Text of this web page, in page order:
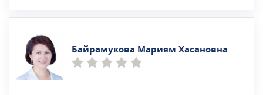
Байрамукова Мариям Хасановна